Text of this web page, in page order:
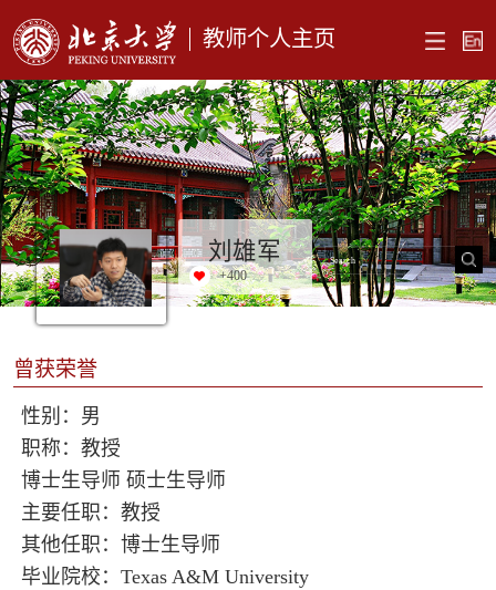
教师个人主页
刘雄军
+400
曾获荣誉
性别：男
职称：教授
博士生导师 硕士生导师
主要任职：教授
其他任职：博士生导师
毕业院校：Texas A&M University